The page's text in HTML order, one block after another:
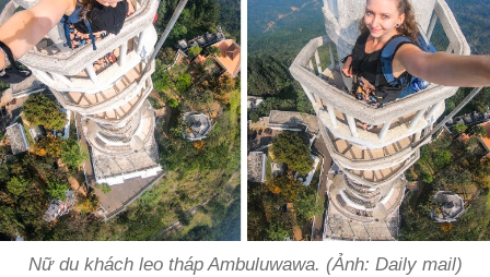
Nữ du khách leo tháp Ambuluwawa. (Ảnh: Daily mail)